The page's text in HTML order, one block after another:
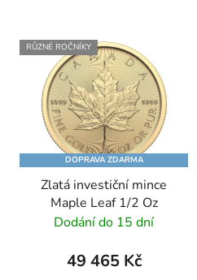
RŮZNÉ ROČNÍKY
DOPRAVA ZDARMA
Zlatá investiční mince
Maple Leaf 1/2 Oz
Dodání do 15 dní
49 465 Kč